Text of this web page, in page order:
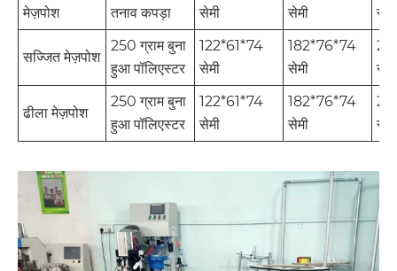
मेज़पोश
तनाव कपड़ा
सेमी
सेमी
सेमी
सज्जित मेज़पोश
250 ग्राम बुना
हुआ पॉलिएस्टर
122*61*74
सेमी
182*76*74
सेमी
सेमी
ढीला मेज़पोश
250 ग्राम बुना
हुआ पॉलिएस्टर
122*61*74
सेमी
182*76*74
सेमी
सेमी